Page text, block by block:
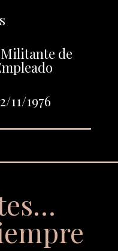
Militante de
11/1976